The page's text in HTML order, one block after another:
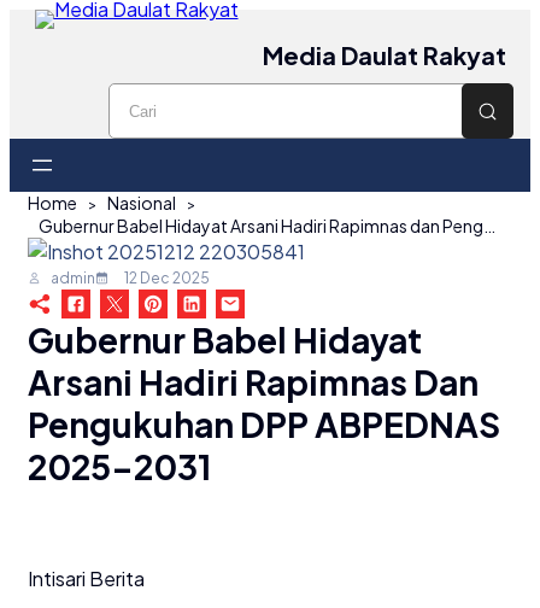
Media Daulat Rakyat
Home
Nasional
admin 12 Dec 2025
Gubernur Babel Hidayat
Arsani Hadiri Rapimnas Dan
Pengukuhan DPP ABPEDNAS
2025-2031
Intisari Berita